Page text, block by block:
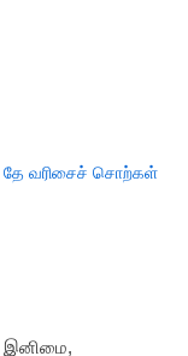
தே வரிசைச் சொற்கள்
இனிமை,